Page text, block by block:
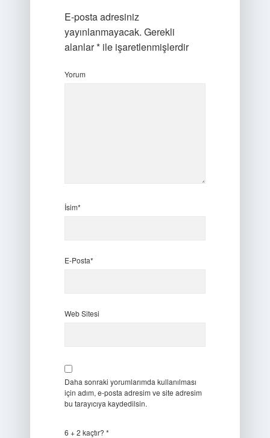
E-posta adresiniz
yayınlanmayacak. Gerekli
alanlar*ile işaretlenmişlerdir
Yorum
İsim*
E-Posta*
Web Sitesi
Daha sonraki yorumlarımda kullanılması
için adım, e-posta adresim ve site adresim
bu tarayıcıya kaydedilsin.
6 + 2 kaçtır? *